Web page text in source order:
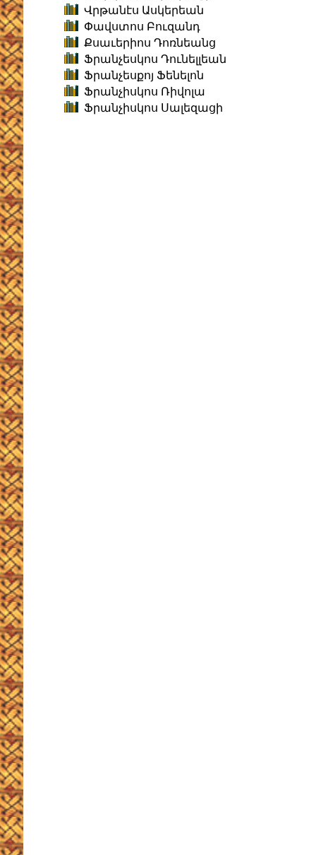
Վրթանէս Ասկերեան
Փավստոս Բուզանդ
Քսաւերիոս Դոռնեանց
Ֆրանչեսկոս Դունելլեան
Ֆրանչեսքոյ Ֆենելոն
Ֆրանչիսկոս Ռիվոլա
Ֆրանչիսկոս Սալեզացի